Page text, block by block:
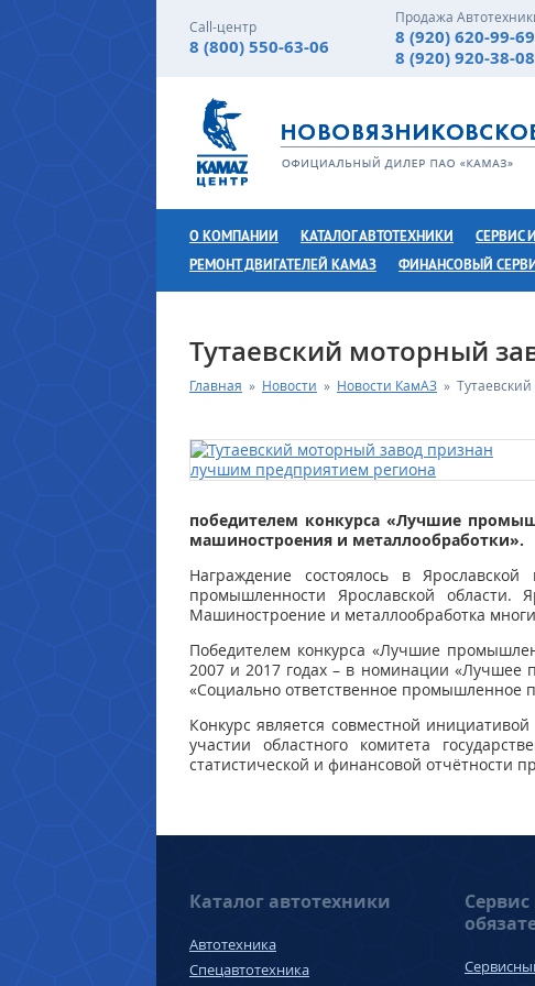
Call-центр
8 (800) 550-63-06
Продажа
8 (920) 620-99-69
8 (920) 920-38-08
О КОМПАНИИ КАТАЛОГ АВТОТЕХНИКИ СЕРВИС
РЕМОНТ ДВИГАТЕЛЕЙ КАМАЗ
ФИНАНСОВЫЙ
Тутаевский моторный
Главная » Новости » Новости КамАЗ »
победителем конкурса «Лучшие
машиностроения и металлообработки».
Награждение состоялось в
промышленности Ярославской области.
Машиностроение и металлообработка
Победителем конкурса «Лучшие
2007 и 2017 годах – в номинации «Лучшее
«Социально ответственное промышленное
Конкурс является совместной
участии областного комитета
статистической и финансовой отчётности
Каталог автотехники
Автотехника
Спецавтотехника